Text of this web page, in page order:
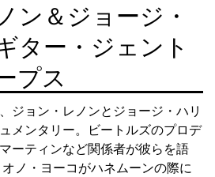
ン＆ジョージ・
ター・ジェント
プス
ジョン・レノンとジョージ・ハリ
メンタリー。ビートルズのプロデ
ーティンなど関係者が彼らを語
ノ・ヨーコがハネムーンの際に